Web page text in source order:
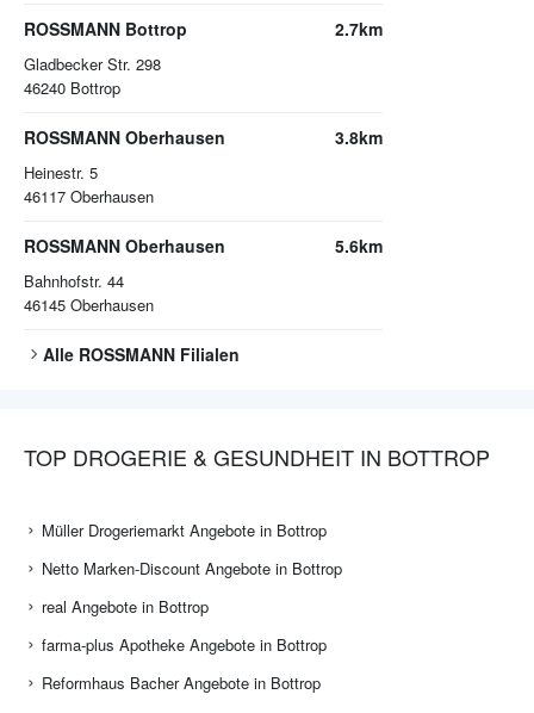
ROSSMANN Bottrop
Gladbecker Str. 298
46240 Bottrop
2.7km
ROSSMANN Oberhausen
Heinestr. 5
46117 Oberhausen
3.8km
ROSSMANN Oberhausen
Bahnhofstr. 44
46145 Oberhausen
5.6km
Alle ROSSMANN Filialen
TOP DROGERIE & GESUNDHEIT IN BOTTROP
Müller Drogeriemarkt Angebote in Bottrop
Netto Marken-Discount Angebote in Bottrop
real Angebote in Bottrop
farma-plus Apotheke Angebote in Bottrop
Reformhaus Bacher Angebote in Bottrop